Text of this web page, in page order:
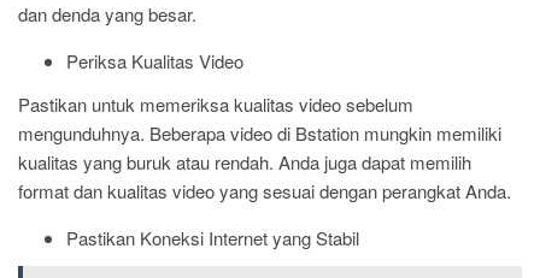
dan denda yang besar.
Periksa Kualitas Video
Pastikan untuk memeriksa kualitas video sebelum
mengunduhnya. Beberapa video di Bstation mungkin memiliki
kualitas yang buruk atau rendah. Anda juga dapat memilih
format dan kualitas video yang sesuai dengan perangkat Anda.
Pastikan Koneksi Internet yang Stabil